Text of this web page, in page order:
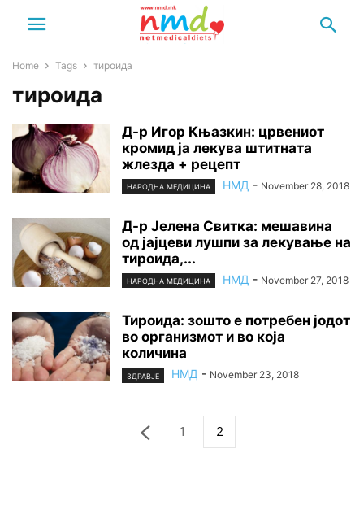
Home Tags тироида
тироида
Д-р Игор Књазкин: црвениот
кромид ја лекува штитната
жлезда + рецепт
НАРОДНА МЕДИЦИНА НМД - November 28, 2018
Д-р Јелена Свитка: мешавина
од јајцеви лушпи за лекување на
тироида,...
НАРОДНА МЕДИЦИНА НМД - November 27, 2018
Тироида: зошто е потребен јодот
во организмот и во која
количина
ЗДРАВЈЕ НМД - November 23, 2018
1 2